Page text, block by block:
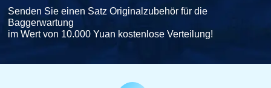
Senden Sie einen Satz Originalzubehör für die
Baggerwartung
im Wert von 10.000 Yuan kostenlose Verteilung!